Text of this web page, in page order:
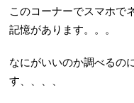
このコーナーでスマホで
記憶があります。。。
なにがいいのか調べるの
す、、、、